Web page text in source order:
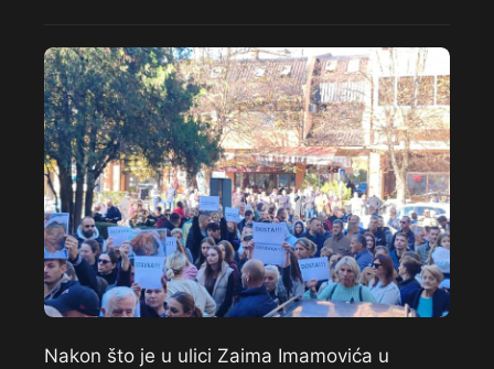
Nakon što je u ulici Zaima Imamovića u